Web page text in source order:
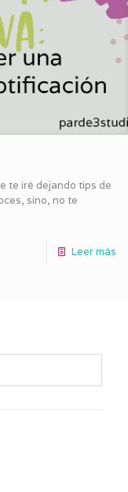
te iré dejando tips de
sino, no te
Leer más